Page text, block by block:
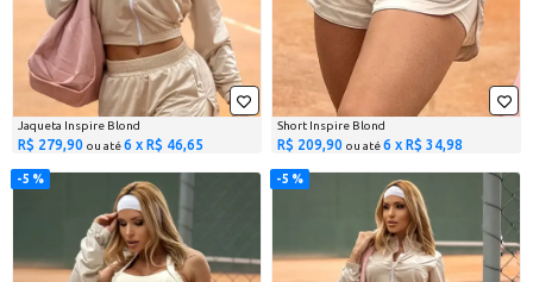
Jaqueta Inspire Blond
R$ 279,90 ou até6 x R$ 46,65
Short Inspire Blond
R$ 209,90 ou até6 x R$ 34,98
5 % 5 %